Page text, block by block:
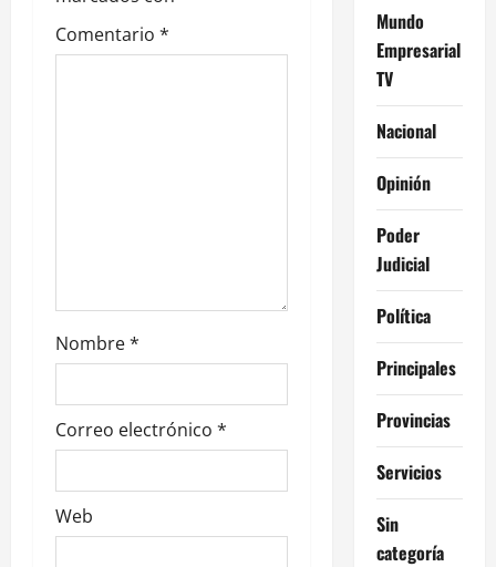
e
a
s
Comentario *
Nombre*
Correo electrónico *
Web
Mundo
Empresarial
TV
Nacional
Opinión
Poder
Judicial
Política
Principales
Provincias
Servicios
Sin
categoría